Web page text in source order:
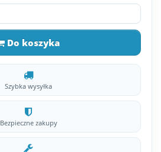
Do koszyka
Szybka wysyłka
Bezpieczne zakupy